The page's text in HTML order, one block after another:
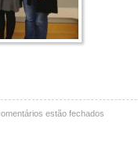
estão fechados